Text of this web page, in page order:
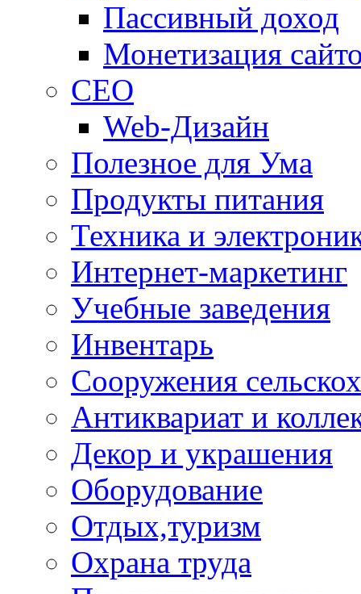
Пассивный доход
Монетизация
СЕО
Web-Дизайн
Полезное для Ума
Продукты питания
Техника и
Интернет-маркетинг
Учебные заведения
Инвентарь
Cооружения
Антиквариат и
Декор и украшения
Оборудование
Отдых,туризм
Охрана труда